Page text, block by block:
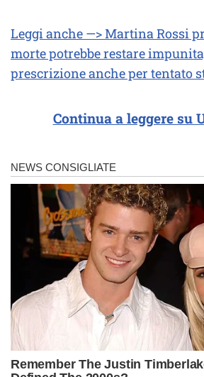
Leggi anche —> Martina Rossi
morte potrebbe restare
prescrizione anche per tentato
Continua a leggere su